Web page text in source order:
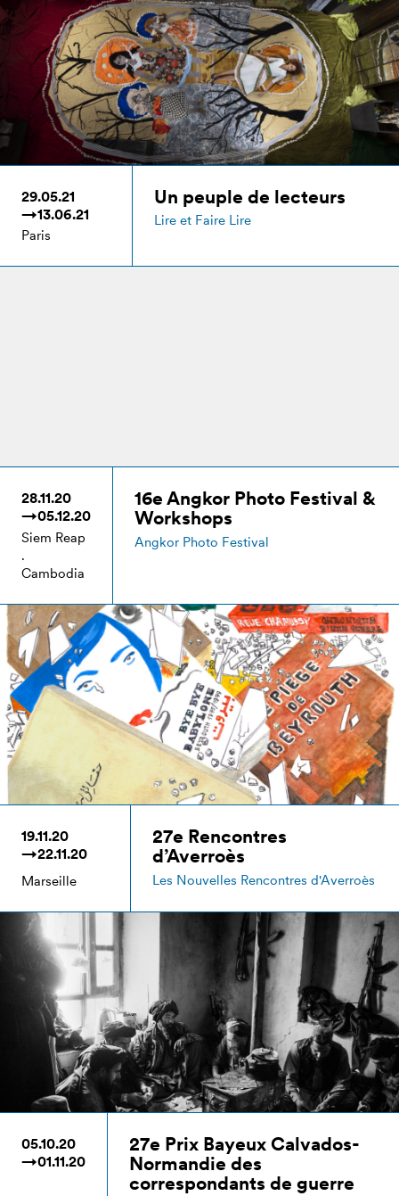
29.05.21
→13.06.21
Paris
Un peuple de lecteurs
Lire et Faire Lire
28.11.20
→05.12.20
Siem Reap
.
Cambodia
16e Angkor Photo Festival &
Workshops
Angkor Photo Festival
19.11.20
→22.11.20
Marseille
27e Rencontres
d’Averroès
Les Nouvelles Rencontres d'Averroès
05.10.20
→01.11.20
27e Prix Bayeux Calvados-
Normandie des
correspondants de guerre